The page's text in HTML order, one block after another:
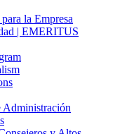
la Empresa
| EMERITUS
Administración